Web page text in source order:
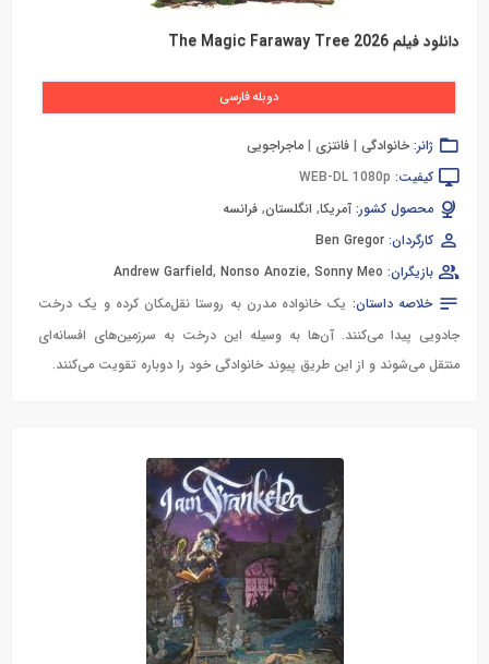
دانلود فیلم The Magic Faraway Tree 2026
دوبله فارسی
ژانر: خانوادگی | فانتزی | ماجراجویی
کیفیت: WEB-DL 1080p
محصول کشور: آمریکا, انگلستان, فرانسه
کارگردان: Ben Gregor
بازیگران:
Andrew Garfield, Nonso Anozie, Sonny Meo
خلاصه داستان: یک خانواده مدرن به روستا نقل‌مکان کرده و یک درخت
جادویی پیدا می‌کنند. آن‌ها به وسیله این درخت به سرزمین‌های افسانه‌ای
منتقل می‌شوند و از این طریق پیوند خانوادگی خود را دوباره تقویت می‌کنند.